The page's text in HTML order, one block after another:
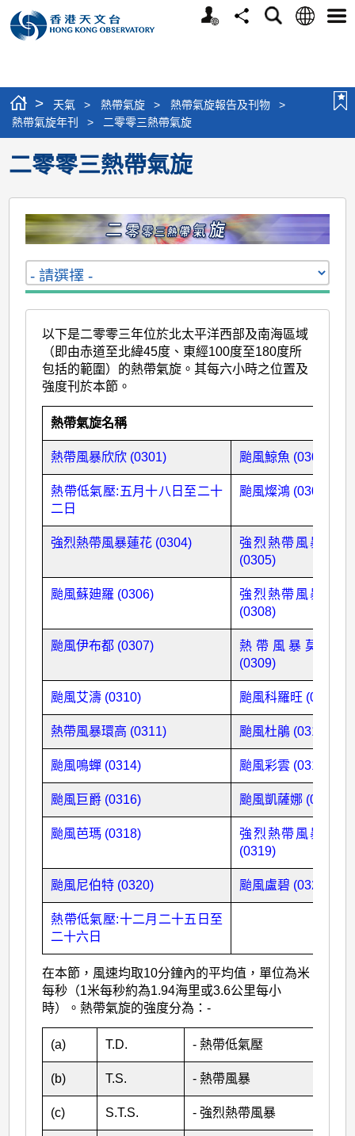
個
分
搜
語
選
> 天氣 > 熱帶氣旋 > 熱帶氣旋報告及刊物
>
熱帶氣旋年刊
> 二零零三熱帶氣旋
二零零三熱帶氣旋
以下是二零零三年位於北太平洋西部及南海區域
（即由赤道至北緯45度、東經100度至180度所
包括的範圍）的熱帶氣旋。其每六小時之位置及
強度刊於本節。
熱帶氣旋名稱
熱帶風暴欣欣 (0301) 颱風鯨魚 (0302)
熱帶低氣壓:五月十八日至二十
二日
颱風燦鴻 (0303)
強烈熱帶風暴蓮花 (0304)
強烈熱帶風暴浪卡
(0305)
颱風蘇廸羅 (0306)
強烈熱帶風暴天鵝
(0308)
颱風伊布都 (0307)
熱帶風暴莫拉克
(0309)
颱風艾濤 (0310) 颱風科羅旺 (0312)
熱帶風暴環高 (0311) 颱風杜鵑 (0313)
颱風鳴蟬 (0314) 颱風彩雲 (0315)
颱風巨爵 (0316) 颱風凱薩娜 (0317)
颱風芭瑪 (0318)
強烈熱帶風暴茉莉
(0319)
颱風尼伯特 (0320) 颱風盧碧 (0321)
熱帶低氣壓:十二月二十五日至
二十六日
在本節，風速均取10分鐘內的平均值，單位為米
每秒（1米每秒約為1.94海里或3.6公里每小
時）。熱帶氣旋的強度分為：-
(a) T.D. - 熱帶低氣壓
(b) T.S. - 熱帶風暴
(c) S.T.S. - 強烈熱帶風暴